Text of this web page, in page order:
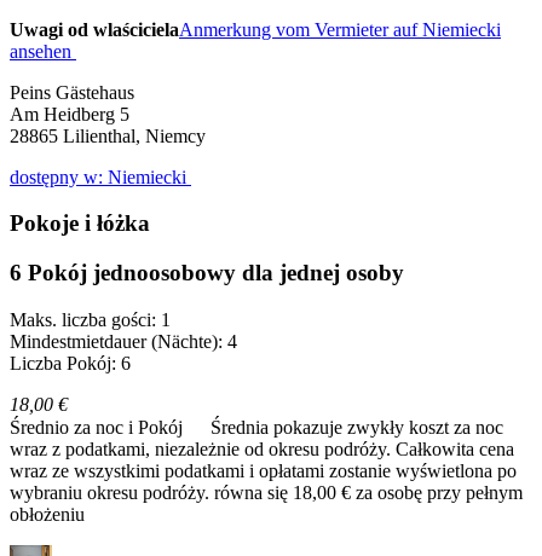
Uwagi od wlaścicielaAnmerkung vom Vermieter auf Niemiecki
ansehen
Peins Gästehaus
Am Heidberg 5
28865 Lilienthal, Niemcy
dostępny w: Niemiecki
Pokoje i łóżka
6 Pokój jednoosobowy dla jednej osoby
Maks. liczba gości: 1
Mindestmietdauer (Nächte): 4
Liczba Pokój: 6
18,00 €
Średnio za noc i Pokój
Średnia pokazuje zwykły koszt za noc
wraz z podatkami, niezależnie od okresu podróży. Całkowita cena
wraz ze wszystkimi podatkami i opłatami zostanie wyświetlona po
wybraniu okresu podróży. równa się 18,00 € za osobę przy pełnym
obłożeniu